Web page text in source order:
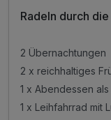
Radeln durch
2 Übernachtungen
2 x reichhaltiges
1 x Abendessen
1 x Leihfahrrad mit